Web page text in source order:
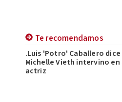
Te recomendamos
.Luis 'Potro' Caballero
Michelle Vieth intervino
actriz